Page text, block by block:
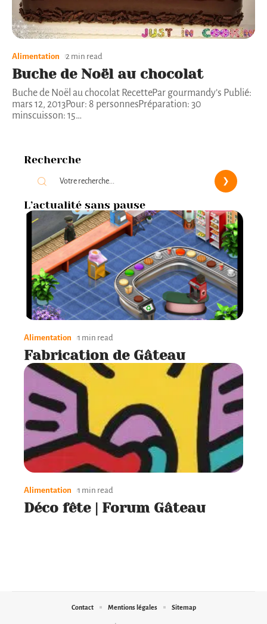
Alimentation 2 min read
Buche de Noël au chocolat
Buche de Noël au chocolat RecettePar gourmandy’s Publié:
mars 12, 2013Pour: 8 personnesPréparation: 30
minscuisson: 15…
Recherche
L’actualité sans pause
Alimentation 1 min read
Fabrication de Gâteau
Alimentation 1 min read
Déco fête | Forum Gâteau
Contact Mentions légales Sitemap